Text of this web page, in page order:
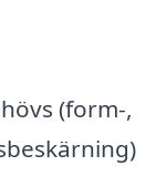
(form-,